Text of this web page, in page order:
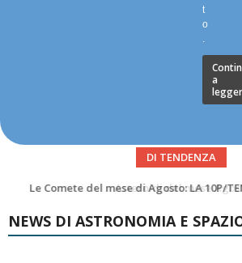
t
o
.
a
DI TENDENZA
Asteroidi del mese Agosto
NEWS DI ASTRONOMIA E